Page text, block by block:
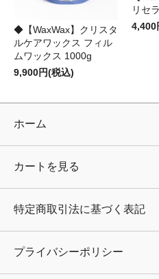
◆【WaxWax】クリスタ
ルケアワックス フィル
ムワックス 1000g
9,900円(税込)
リセ
4,400
ホーム
カートを見る
特定商取引法に基づく表記
プライバシーポリシー